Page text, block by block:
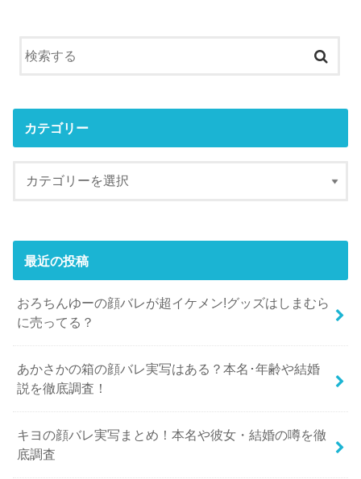
カテゴリー
最近の投稿
おろちんゆーの顔バレが超イケメン!グッズはしまむら
に売ってる？
あかさかの箱の顔バレ実写はある？本名･年齢や結婚
説を徹底調査！
キヨの顔バレ実写まとめ！本名や彼女・結婚の噂を徹
底調査